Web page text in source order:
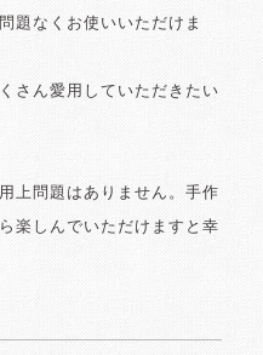
題なくお使いいただけま
さん愛用していただきたい
上問題はありません。手作
楽しんでいただけますと幸